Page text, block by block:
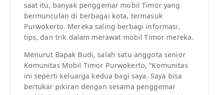
saat itu, banyak penggemar mobil Timor yang
bermunculan di berbagai kota, termasuk
Purwokerto. Mereka saling berbagi informasi,
tips, dan trik dalam merawat mobil Timor mereka.
Menurut Bapak Budi, salah satu anggota senior
Komunitas Mobil Timor Purwokerto, “Komunitas
ini seperti keluarga kedua bagi saya. Saya bisa
bertukar pikiran dengan sesama penggemar